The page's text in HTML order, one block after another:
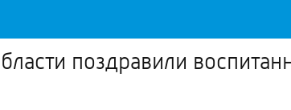
поздравили